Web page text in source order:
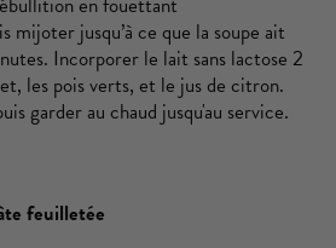
mijoter jusqu’à ce que la soupe ait
Incorporer le lait sans lactose 2
les pois verts, et le jus de citron.
garder au chaud jusqu'au service.
feuilletée